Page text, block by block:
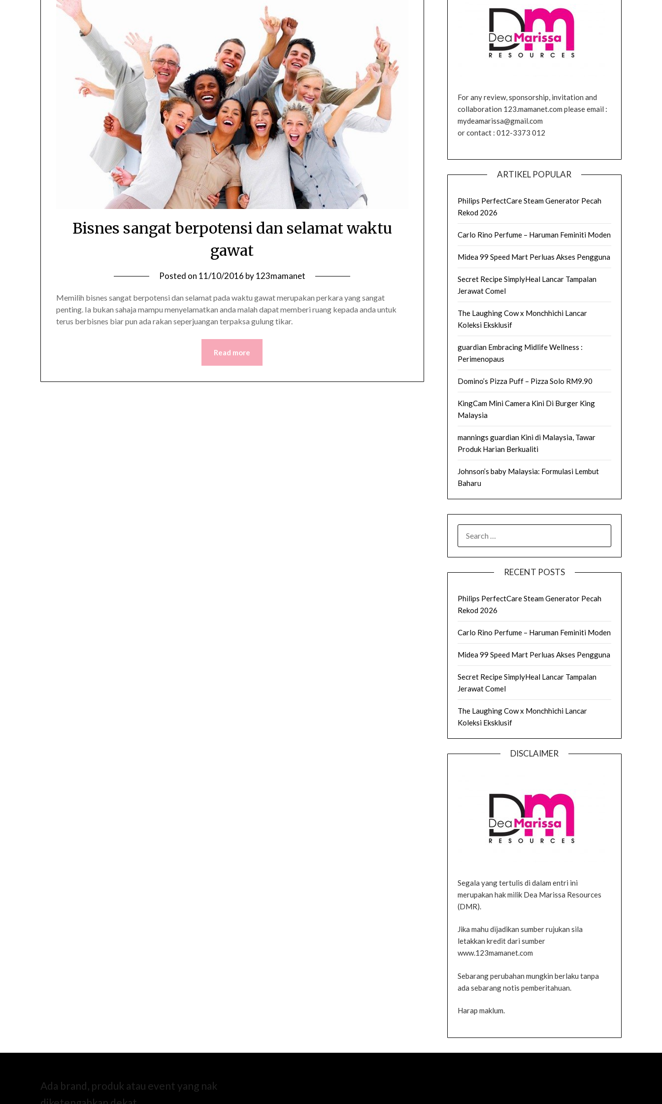
Bisnes sangat berpotensi dan selamat waktu
gawat
Posted on 11/10/2016 by123mamanet
Memilih bisnes sangat berpotensi dan selamat pada waktu gawat merupakan perkara yang sangat
penting. Ia bukan sahaja mampu menyelamatkan anda malah dapat memberi ruang kepada anda untuk
terus berbisnes biar pun ada rakan seperjuangan terpaksa gulung tikar.
Read more
For any review, sponsorship, invitation and
collaboration 123.mamanet.com please email :
mydeamarissa@gmail.com
or contact : 012-3373 012
ARTIKEL POPULAR
Philips PerfectCare Steam Generator Pecah
Rekod 2026
Carlo Rino Perfume – Haruman Feminiti Moden
Midea 99 Speed Mart Perluas Akses Pengguna
Secret Recipe SimplyHeal Lancar Tampalan
Jerawat Comel
The Laughing Cow x Monchhichi Lancar
Koleksi Eksklusif
guardian Embracing Midlife Wellness :
Perimenopaus
Domino’s Pizza Puff – Pizza Solo RM9.90
KingCam Mini Camera Kini Di Burger King
Malaysia
mannings guardian Kini di Malaysia, Tawar
Produk Harian Berkualiti
Johnson’s baby Malaysia: Formulasi Lembut
Baharu
FOR:
RECENT POSTS
Philips PerfectCare Steam Generator Pecah
Rekod 2026
Carlo Rino Perfume – Haruman Feminiti Moden
Midea 99 Speed Mart Perluas Akses Pengguna
Secret Recipe SimplyHeal Lancar Tampalan
Jerawat Comel
The Laughing Cow x Monchhichi Lancar
Koleksi Eksklusif
DISCLAIMER
Segala yang tertulis di dalam entri ini
merupakan hak milik Dea Marissa Resources
(DMR).
Jika mahu dijadikan sumber rujukan sila
letakkan kredit dari sumber
www.123mamanet.com
Sebarang perubahan mungkin berlaku tanpa
ada sebarang notis pemberitahuan.
Harap maklum.
Ada brand, produk atau event yang nak